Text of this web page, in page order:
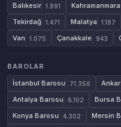
Balıkesir 1.891
Tekirdağ 1.471 Malatya 1.187
Van 1.075 Çanakkale 943
BAROLAR
İstanbul Barosu
71.356
Antalya Barosu 6.102 Bursa
Konya Barosu 4.302 Mersin